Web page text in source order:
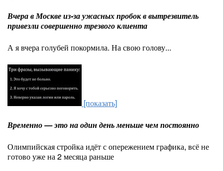
Вчера в Москве из-за ужасных пробок в вытрезвитель
привезли совершенно трезвого клиента
А я вчера голубей покормила. На свою голову...
[показать]
Временно — это на один день меньше чем постоянно
Олимпийская стройка идёт с опережением графика, всё не
готово уже на 2 месяца раньше